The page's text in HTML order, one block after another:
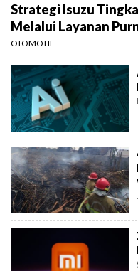
Strategi Isuzu
Melalui Layanan
OTOMOTIF